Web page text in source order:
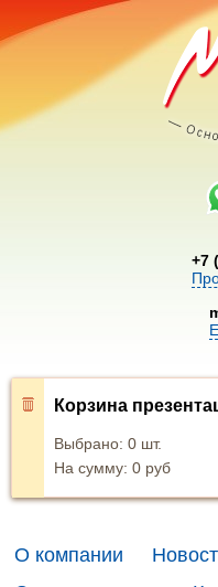
+7
Корзина
Выбрано: 0 шт.
На сумму: 0 руб
О компании